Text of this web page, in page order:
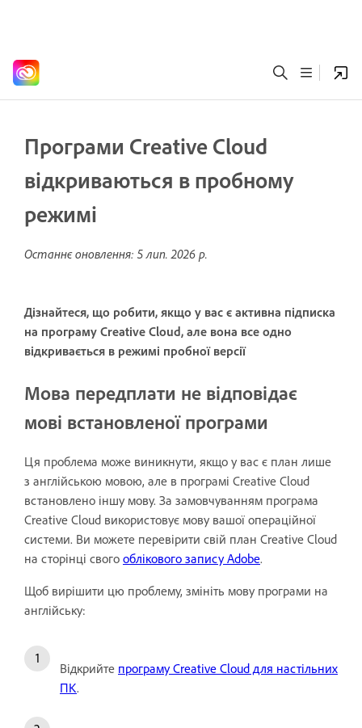
Програми Creative Cloud
відкриваються в пробному
режимі
Останнє оновлення: 5 лип. 2026 р.
Дізнайтеся, що робити, якщо у вас є активна підписка
на програму Creative Cloud, але вона все одно
відкривається в режимі пробної версії
Мова передплати не відповідає
мові встановленої програми
Ця проблема може виникнути, якщо у вас є план лише
з англійською мовою, але в програмі Creative Cloud
встановлено іншу мову. За замовчуванням програма
Creative Cloud використовує мову вашої операційної
системи. Ви можете перевірити свій план Creative Cloud
на сторінці свого облікового запису Adobe.
Щоб вирішити цю проблему, змініть мову програми на
англійську:
Відкрийте програму Creative Cloud для настільних
ПК.